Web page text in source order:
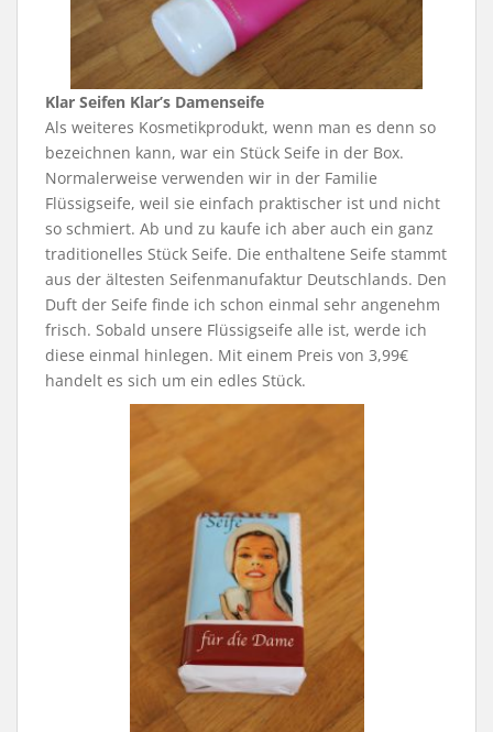
Klar Seifen Klar’s Damenseife
Als weiteres Kosmetikprodukt, wenn man es denn so
bezeichnen kann, war ein Stück Seife in der Box.
Normalerweise verwenden wir in der Familie
Flüssigseife, weil sie einfach praktischer ist und nicht
so schmiert. Ab und zu kaufe ich aber auch ein ganz
traditionelles Stück Seife. Die enthaltene Seife stammt
aus der ältesten Seifenmanufaktur Deutschlands. Den
Duft der Seife finde ich schon einmal sehr angenehm
frisch. Sobald unsere Flüssigseife alle ist, werde ich
diese einmal hinlegen. Mit einem Preis von 3,99€
handelt es sich um ein edles Stück.